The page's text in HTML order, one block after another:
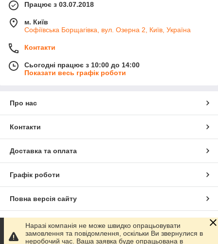
Працює з 03.07.2018
м. Київ
Софіївська Борщагівка, вул. Озерна 2, Київ, Україна
Контакти
Сьогодні працює з 10:00 до 14:00
Показати весь графік роботи
Про нас
Контакти
Доставка та оплата
Графік роботи
Повна версія сайту
Сайт створено на маркетплейсіProm.ua
Наразі компанія не може швидко опрацьовувати
замовлення та повідомлення, оскільки Ви звернулися в
неробочий час. Ваша заявка буде опрацьована в